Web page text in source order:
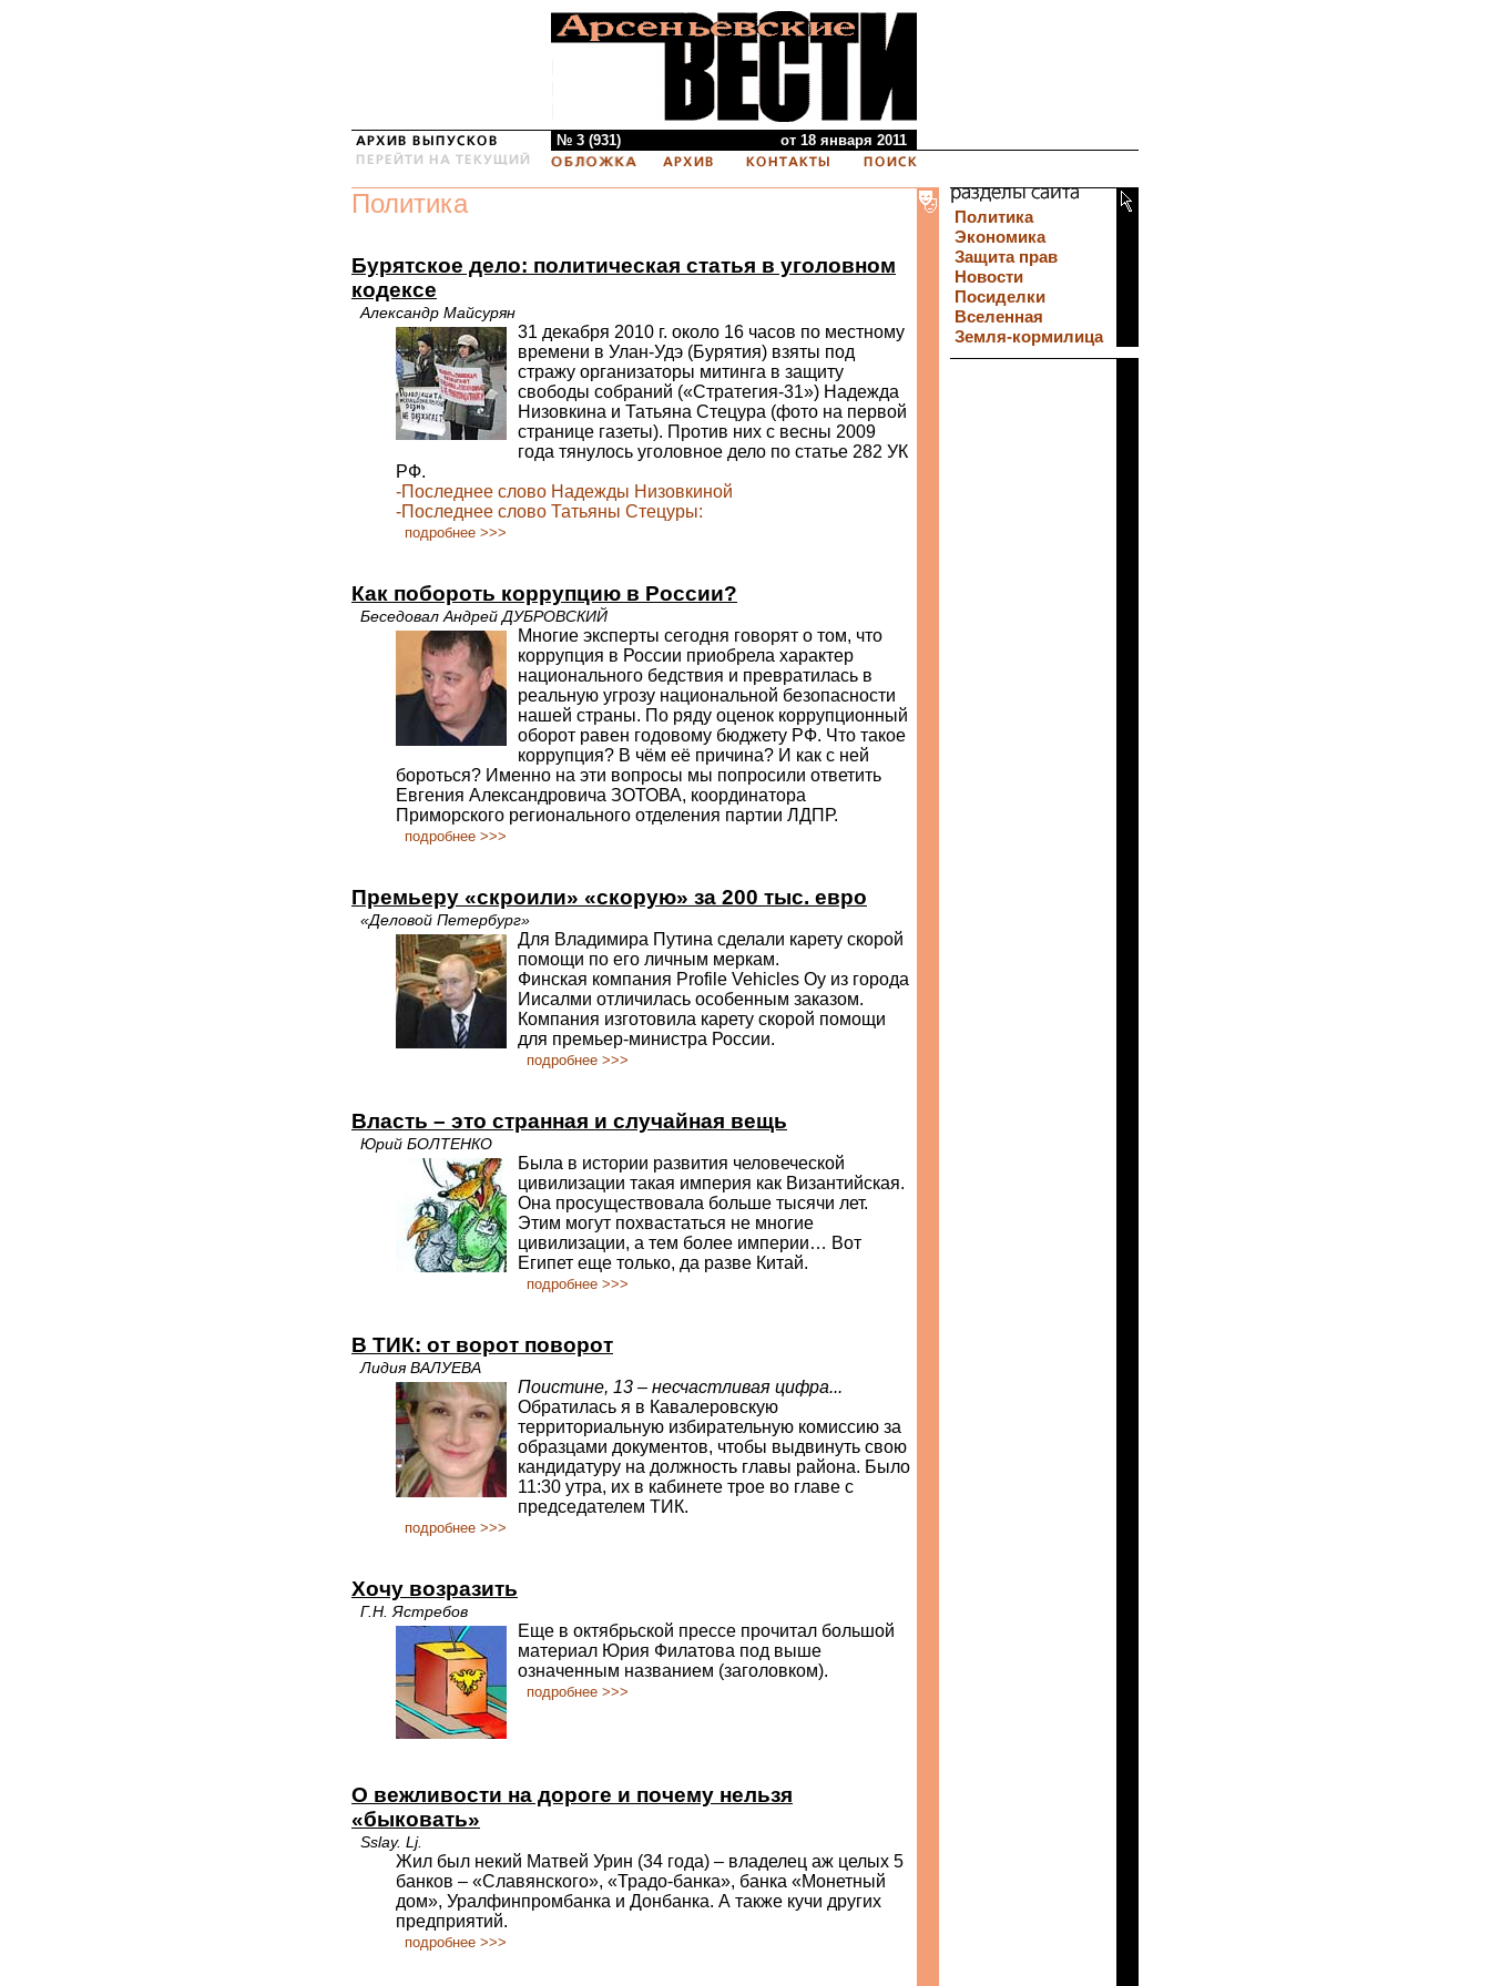
№ 3 (931) от 18 января 2011
Политика
Бурятское дело: политическая статья в уголовном
кодексе
Александр Майсурян
31 декабря 2010 г. около 16 часов по местному
времени в Улан-Удэ (Бурятия) взяты под
стражу организаторы митинга в защиту
свободы собраний («Стратегия-31») Надежда
Низовкина и Татьяна Стецура (фото на первой
странице газеты). Против них с весны 2009
года тянулось уголовное дело по статье 282 УК
РФ.
-Последнее слово Надежды Низовкиной
-Последнее слово Татьяны Стецуры:
подробнее >>>
Как побороть коррупцию в России?
Беседовал Андрей ДУБРОВСКИЙ
Многие эксперты сегодня говорят о том, что
коррупция в России приобрела характер
национального бедствия и превратилась в
реальную угрозу национальной безопасности
нашей страны. По ряду оценок коррупционный
оборот равен годовому бюджету РФ. Что такое
коррупция? В чём её причина? И как с ней
бороться? Именно на эти вопросы мы попросили ответить
Евгения Александровича ЗОТОВА, координатора
Приморского регионального отделения партии ЛДПР.
подробнее >>>
Премьеру «скроили» «скорую» за 200 тыс. евро
«Деловой Петербург»
Для Владимира Путина сделали карету скорой
помощи по его личным меркам.
Финская компания Profile Vehicles Oy из города
Иисалми отличилась особенным заказом.
Компания изготовила карету скорой помощи
для премьер-министра России.
подробнее >>>
Власть – это странная и случайная вещь
Юрий БОЛТЕНКО
Была в истории развития человеческой
цивилизации такая империя как Византийская.
Она просуществовала больше тысячи лет.
Этим могут похвастаться не многие
цивилизации, а тем более империи… Вот
Египет еще только, да разве Китай.
подробнее >>>
В ТИК: от ворот поворот
Лидия ВАЛУЕВА
Поистине, 13 – несчастливая цифра...
Обратилась я в Кавалеровскую
территориальную избирательную комиссию за
образцами документов, чтобы выдвинуть свою
кандидатуру на должность главы района. Было
11:30 утра, их в кабинете трое во главе с
председателем ТИК.
подробнее >>>
Хочу возразить
Г.Н. Ястребов
Еще в октябрьской прессе прочитал большой
материал Юрия Филатова под выше
означенным названием (заголовком).
подробнее >>>
О вежливости на дороге и почему нельзя
«быковать»
Sslay. Lj.
Жил был некий Матвей Урин (34 года) – владелец аж целых 5
банков – «Славянского», «Традо-банка», банка «Монетный
дом», Уралфинпромбанка и Донбанка. А также кучи других
предприятий.
подробнее >>>
Политика
Экономика
Защита прав
Новости
Посиделки
Вселенная
Земля-кормилица